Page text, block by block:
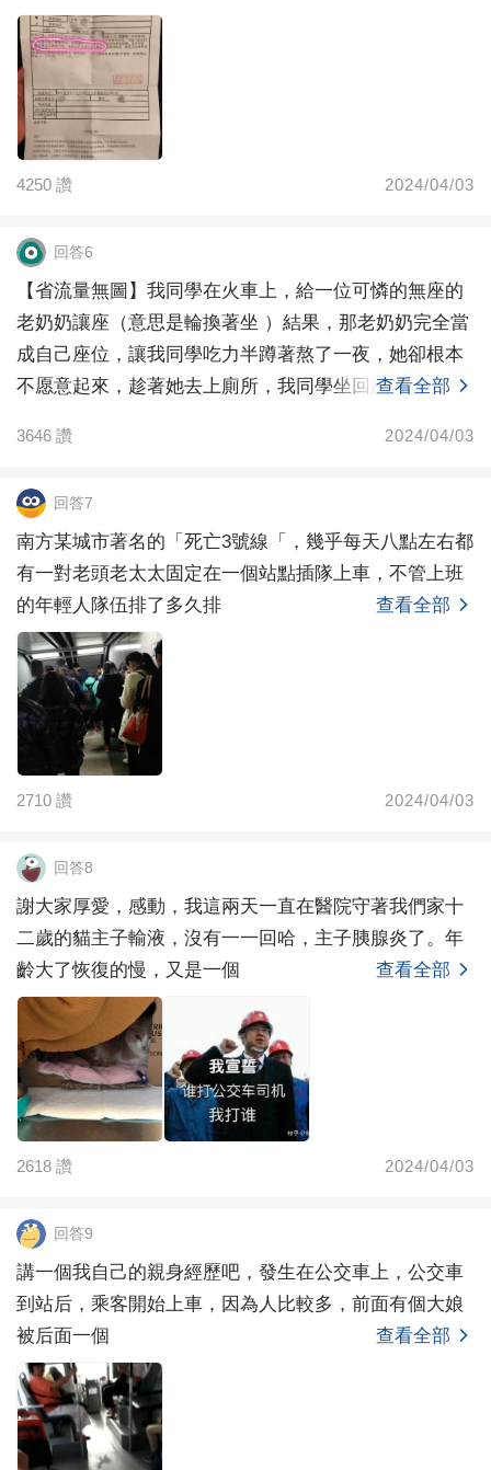
4250 讚 2024/04/03
回答6
【省流量無圖】我同學在火車上，給一位可憐的無座的
老奶奶讓座（意思是輪換著坐 ）結果，那老奶奶完全當
成自己座位，讓我同學吃力半蹲著熬了一夜，她卻根本
不愿意起來，趁著她去上廁所，我同學坐回座位，那家
查看全部
3646 讚 2024/04/03
回答7
南方某城市著名的「死亡3號線「，幾乎每天八點左右都
有一對老頭老太太固定在一個站點插隊上車，不管上班
的年輕人隊伍排了多久排
查看全部
2710 讚 2024/04/03
回答8
謝大家厚愛，感動，我這兩天一直在醫院守著我們家十
二歲的貓主子輸液，沒有一一回哈，主子胰腺炎了。年
齡大了恢復的慢，又是一個
查看全部
2618 讚 2024/04/03
回答9
講一個我自己的親身經歷吧，發生在公交車上，公交車
到站后，乘客開始上車，因為人比較多，前面有個大娘
被后面一個
查看全部